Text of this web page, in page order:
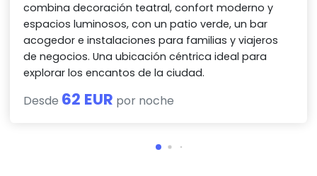
combina decoración teatral, confort moderno y
espacios luminosos, con un patio verde, un bar
acogedor e instalaciones para familias y viajeros
de negocios. Una ubicación céntrica ideal para
explorar los encantos de la ciudad.
Desde 62 EUR por noche